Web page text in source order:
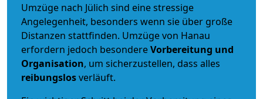
Umzüge nach Jülich sind eine stressige
Angelegenheit, besonders wenn sie über große
Distanzen stattfinden. Umzüge von Hanau
erfordern jedoch besondereVorbereitung und
Organisation, um sicherzustellen, dass alles
reibungslosverläuft.